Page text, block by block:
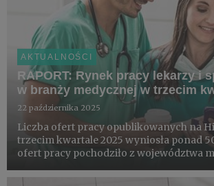
AKTUALNOŚCI
RAPORT: Rynek pracy lekarzy i
w branży medycznej w trzecim
22 października 2025
Liczba ofert pracy opublikowanych na
trzecim kwartale 2025 wyniosła ponad
ofert pracy pochodziło z województwa
poprzednich kwartałach - “lekarze bez